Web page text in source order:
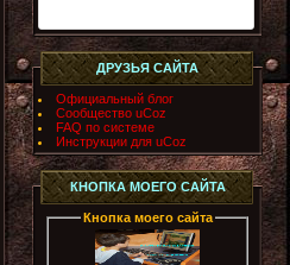
ДРУЗЬЯ САЙТА
Официальный блог
Сообщество uCoz
FAQ по системе
Инструкции для uCoz
КНОПКА МОЕГО САЙТА
Кнопка моего сайта